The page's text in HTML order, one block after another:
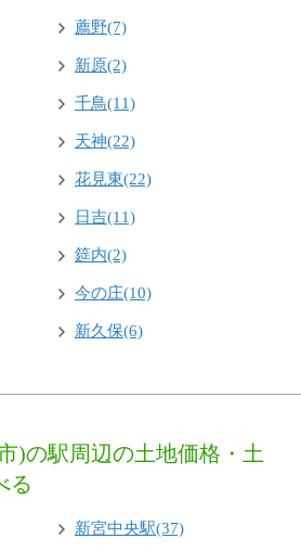
薦野(7)
新原(2)
千鳥(11)
天神(22)
花見東(22)
日吉(11)
筵内(2)
今の庄(10)
新久保(6)
)の駅周辺の土地価格・土
る
新宮中央駅(37)